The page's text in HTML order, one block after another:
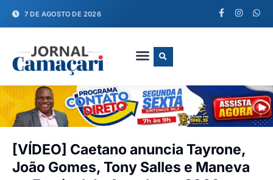
7 DE AGOSTO DE 2026
[VÍDEO] Caetano anuncia Tayrone,
João Gomes, Tony Salles e Maneva